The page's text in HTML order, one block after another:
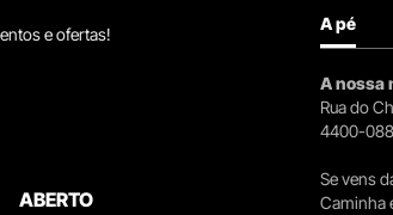
e ofertas!
ABERTO
A pé
A nossa
Rua do
4400-
Se vens
Caminha